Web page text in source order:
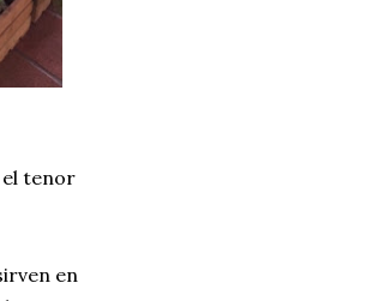
el tenor
en